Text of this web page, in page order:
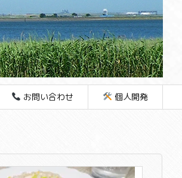
お問い合わせ 個人開発